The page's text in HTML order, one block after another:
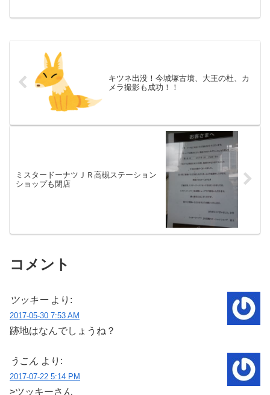
キツネ出没！今城塚古墳、大王の杜、カ
メラ撮影も成功！！
ミスタードーナツＪＲ高槻ステーション
ショップも閉店
コメント
ツッキー より:
2017-05-30 7:53 AM
跡地はなんでしょうね？
うこん より:
2017-07-22 5:14 PM
>ツッキーさん